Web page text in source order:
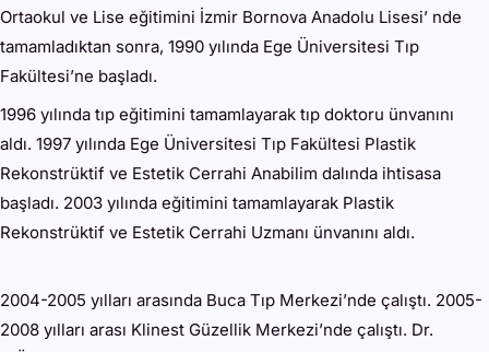
Ortaokul ve Lise eğitimini İzmir Bornova Anadolu Lisesi’ nde
tamamladıktan sonra, 1990 yılında Ege Üniversitesi Tıp
Fakültesi’ne başladı.
1996 yılında tıp eğitimini tamamlayarak tıp doktoru ünvanını
aldı. 1997 yılında Ege Üniversitesi Tıp Fakültesi Plastik
Rekonstrüktif ve Estetik Cerrahi Anabilim dalında ihtisasa
başladı. 2003 yılında eğitimini tamamlayarak Plastik
Rekonstrüktif ve Estetik Cerrahi Uzmanı ünvanını aldı.
2004-2005 yılları arasında Buca Tıp Merkezi’nde çalıştı. 2005-
2008 yılları arası Klinest Güzellik Merkezi’nde çalıştı. Dr.